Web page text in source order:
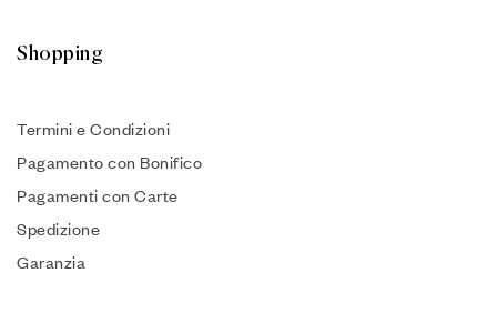
Shopping
Termini e Condizioni
Pagamento con Bonifico
Pagamenti con Carte
Spedizione
Garanzia